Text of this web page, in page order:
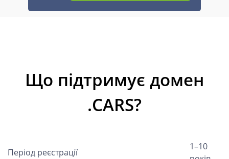
Що підтримує домен
.CARS?
Період реєстрації
1–10